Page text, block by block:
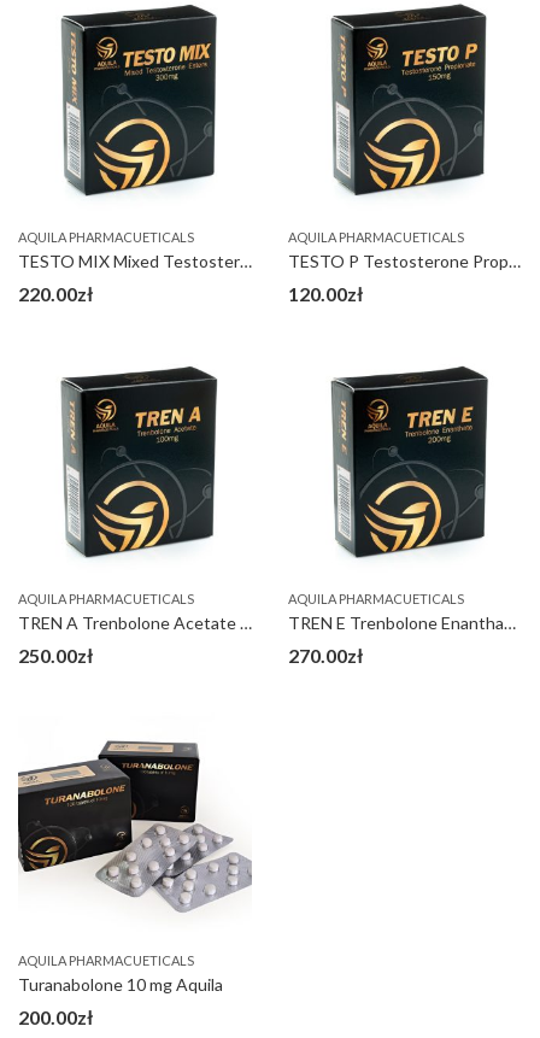
AQUILA PHARMACUETICALS
TESTO MIX Mixed Testosterone Esters 300 mg
220.00zł
AQUILA PHARMACUETICALS
TESTO P Testosterone Propionate 150 mg
120.00zł
AQUILA PHARMACUETICALS
TREN A Trenbolone Acetate 100 mg
250.00zł
AQUILA PHARMACUETICALS
TREN E Trenbolone Enanthate 200 mg
270.00zł
AQUILA PHARMACUETICALS
Turanabolone 10 mg Aquila
200.00zł